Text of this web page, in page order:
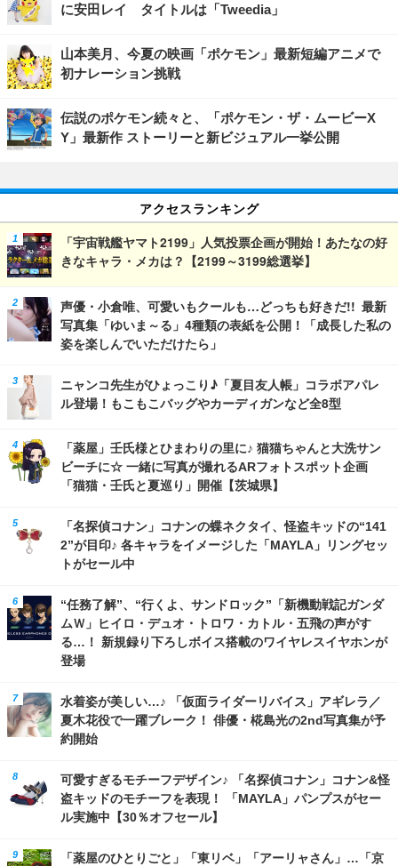
に安田レイ タイトルは「Tweedia」
山本美月、今夏の映画「ポケモン」最新短編アニメで
初ナレーション挑戦
伝説のポケモン続々と、「ポケモン・ザ・ムービーX
Y」最新作 ストーリーと新ビジュアル一挙公開
アクセスランキング
「宇宙戦艦ヤマト2199」人気投票企画が開始！あたなの好
きなキャラ・メカは？【2199～3199総選挙】
声優・小倉唯、可愛いもクールも…どっちも好きだ!! 最新
写真集「ゆいま～る」4種類の表紙を公開！「成長した私の
姿を楽しんでいただけたら」
ニャンコ先生がひょっこり♪「夏目友人帳」コラボアパレ
ル登場！もこもこバッグやカーディガンなど全8型
「薬屋」壬氏様とひまわりの里に♪ 猫猫ちゃんと大洗サン
ビーチに☆ 一緒に写真が撮れるARフォトスポット企画
「猫猫・壬氏と夏巡り」開催【茨城県】
「名探偵コナン」コナンの蝶ネクタイ、怪盗キッドの“141
2”が目印♪ 各キャラをイメージした「MAYLA」リングセッ
トがセール中
“任務了解”、“行くよ、サンドロック”「新機動戦記ガンダ
ムＷ」ヒイロ・デュオ・トロワ・カトル・五飛の声がす
る…！ 新規録り下ろしボイス搭載のワイヤレスイヤホンが
登場
水着姿が美しい…♪ 「仮面ライダーリバイス」アギレラ／
夏木花役で一躍ブレーク！ 俳優・椛島光の2nd写真集が予
約開始
可愛すぎるモチーフデザイン♪ 「名探偵コナン」コナン&怪
盗キッドのモチーフを表現！ 「MAYLA」パンプスがセー
ル実施中【30％オフセール】
「薬屋のひとりごと」「東リベ」「アーリャさん」…「京